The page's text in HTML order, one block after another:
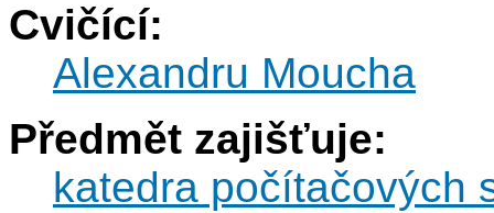
Cvičící:
Alexandru Moucha
Předmět zajišťuje:
katedra počítačových